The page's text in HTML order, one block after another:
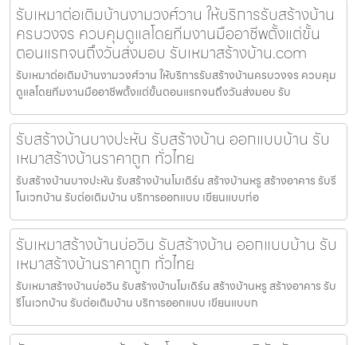
รับเหมาต่อเติมบ้านงามวงศ์วาน ให้บริการรับสร้างบ้าน
ครบวงจร ควบคุมดูแลโดยทีมงานมืออาชีพตั้งแต่ขั้น
ตอนแรกจนถึงวันส่งมอบ รับเหมาสร้างบ้าน.com
รับเหมาต่อเติมบ้านงามวงศ์วาน ให้บริการรับสร้างบ้านครบวงจร ควบคุม
ดูแลโดยทีมงานมืออาชีพตั้งแต่ขั้นตอนแรกจนถึงวันส่งมอบ รับ
รับสร้างบ้านบางปะหัน รับสร้างบ้าน ออกแบบบ้าน รับ
เหมาสร้างบ้านราคาถูก ทั่วไทย
รับสร้างบ้านบางปะหัน รับสร้างบ้านโมเดิร์น สร้างบ้านหรู สร้างอาคาร รับรี
โนเวทบ้าน รับต่อเติมบ้าน บริการออกแบบ เขียนแบบก่อ
รับเหมาสร้างบ้านบ่อวิน รับสร้างบ้าน ออกแบบบ้าน รับ
เหมาสร้างบ้านราคาถูก ทั่วไทย
รับเหมาสร้างบ้านบ่อวิน รับสร้างบ้านโมเดิร์น สร้างบ้านหรู สร้างอาคาร รับ
รีโนเวทบ้าน รับต่อเติมบ้าน บริการออกแบบ เขียนแบบก